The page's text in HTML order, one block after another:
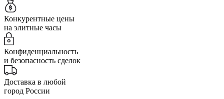
Конкурентные цены
на элитные часы
Конфиденциальность
и безопасность сделок
Доставка в любой
город России